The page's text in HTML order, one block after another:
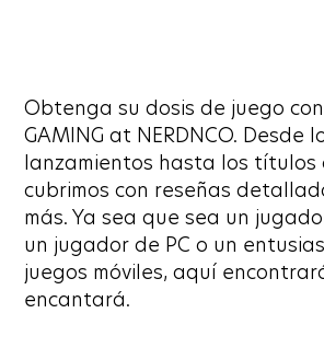
Obtenga su dosis de juego
GAMING at NERDNCO. Desde
lanzamientos hasta los títulos
cubrimos con reseñas
más. Ya sea que sea un
un jugador de PC o un
juegos móviles, aquí
encantará.